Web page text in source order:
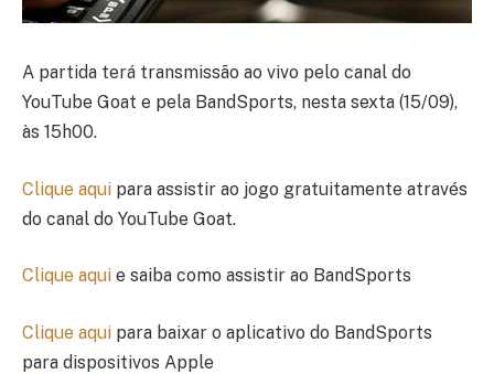
A partida terá transmissão ao vivo pelo canal do
YouTube Goat e pela BandSports, nesta sexta (15/09),
às 15h00.
Clique aqui para assistir ao jogo gratuitamente através
do canal do YouTube Goat.
Clique aqui e saiba como assistir ao BandSports
Clique aqui para baixar o aplicativo do BandSports
para dispositivos Apple